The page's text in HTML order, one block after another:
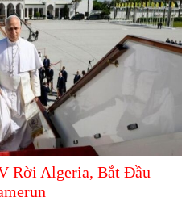
Rời Algeria, Bắt Đầu